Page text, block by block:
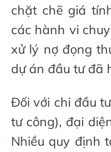
chặt chẽ giá
các hành vi
xử lý nợ đọng
dự án đầu tư đã
Đối với chi đầu
tư công), đại
Nhiều quy định